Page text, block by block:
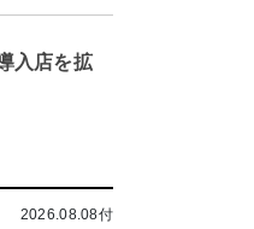
入店を拡
2026.08.08付